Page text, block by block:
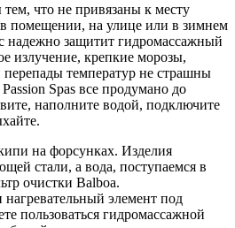
что не привязаны к месту
помещении, на улице или в зимнем
надежно защитит гидромассажный
излучение, крепкие морозы,
температур не страшны
Spas все продумано до
наполните водой, подключите
на форсунках. Изделия
стали, а вода, поступаемся в
очистки Balboa.
элемент под
пользоваться гидромассажной